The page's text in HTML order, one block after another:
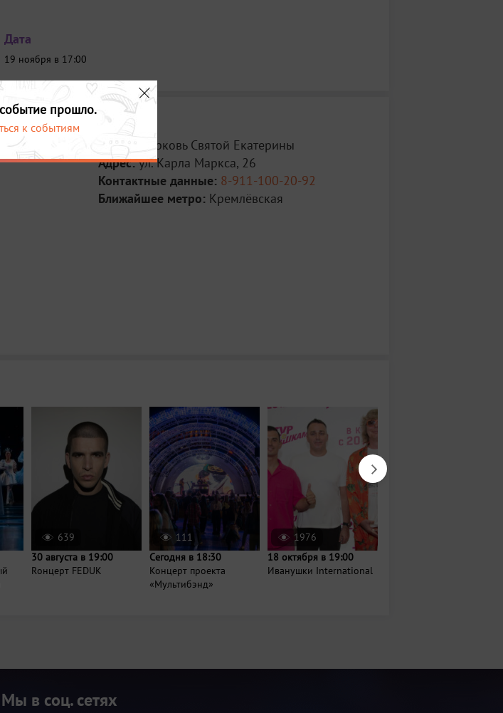
Дата
19 ноября в 17:00
Место:
Церковь Святой Екатерины
Адрес:ул. Карла Маркса, 26
Контактные данные: 8-911-100-20-92
Ближайшее метро: Кремлёвская
639
30 августа в 19:00
Rонцерт FEDUK
111
Сегодня в 18:30
Концерт проекта
«Мультибэнд»
1976
18 октября в 19:00
Иванушки International
прошло.
к событиям
Мы в соц. сетях